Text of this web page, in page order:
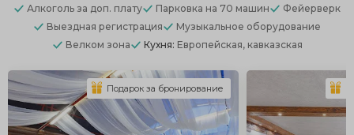
Алкоголь за доп. плату Парковка на 70 машин
Фейерверк
Выездная регистрация
Музыкальное оборудование
Велком зона
Кухня: Европейская, кавказская
Подарок за бронирование